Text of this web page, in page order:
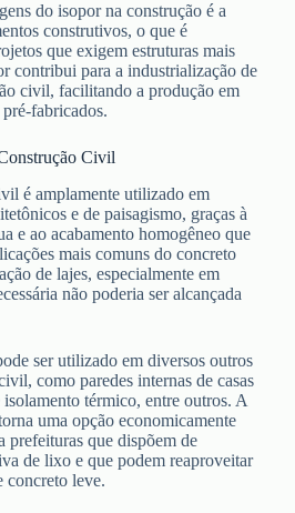
do isopor na construção é a
construtivos, o que é
que exigem estruturas mais
contribui para a industrialização de
civil, facilitando a produção em
fabricados.
Civil
é amplamente utilizado em
e de paisagismo, graças à
e ao acabamento homogêneo que
mais comuns do concreto
de lajes, especialmente em
não poderia ser alcançada
ser utilizado em diversos outros
como paredes internas de casas
térmico, entre outros. A
uma opção economicamente
prefeituras que dispõem de
de lixo e que podem reaproveitar
concreto leve.